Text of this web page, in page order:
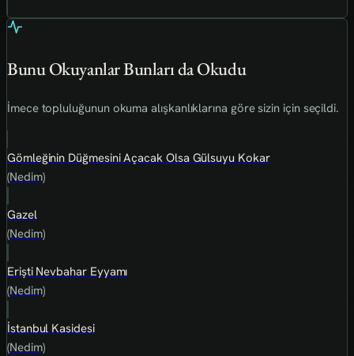
Bunu Okuyanlar Bunları da Okudu
İmece topluluğunun okuma alışkanlıklarına göre sizin için seçildi.
Gömleğinin Düğmesini Açacak Olsa Gülsuyu Kokar
(Nedim)
Gazel
(Nedim)
Erişti Nevbahar Eyyamı
(Nedim)
İstanbul Kasidesi
(Nedim)